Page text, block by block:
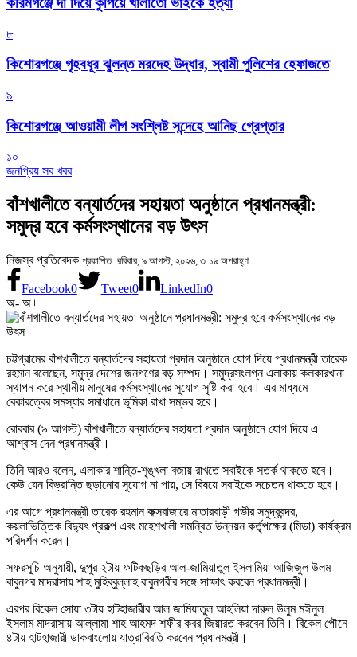
৮
কিশোরগঞ্জে গৃহবধূর ঝুলন্ত মরদেহ উদ্ধার, স্বামী পুলিশের হেফাজতে
৯
কিশোরগঞ্জে আওয়ামী লীগ সংশ্লিষ্ট সন্দেহে আনিছ গ্রেপ্তার
১০
জনপ্রিয় সব খবর
বাঁশখালীতে বন্যার্তদের সহায়তা অনুষ্ঠানে প্রধানমন্ত্রী:
সমুদ্র হবে কর্মসংস্থানের বড় উৎস
নিজস্ব প্রতিবেদক প্রকাশিত: রবিবার, ৯ আগস্ট, ২০২৬, ৩:১৯ অপরাহ্ণ
Facebook0 Tweet0 LinkedIn0
অ- অ+
চট্টগ্রামের বাঁশখালীতে বন্যার্তদের সহায়তা প্রদান অনুষ্ঠানে যোগ দিয়ে প্রধানমন্ত্রী তারেক
রহমান বলেছেন, সমুদ্র দেশের জনগণের বড় সম্পদ। সমুদ্রসংলগ্ন এলাকায় কলকারখানা
স্থাপন করে স্থানীয় মানুষের কর্মসংস্থানের সুযোগ সৃষ্টি করা হবে। এর মাধ্যমে
বেকারত্বের সমস্যার সমাধানে ভূমিকা রাখা সম্ভব হবে।
রোববার (৯ আগস্ট) বাঁশখালীতে বন্যার্তদের সহায়তা প্রদান অনুষ্ঠানে যোগ দিয়ে এ
আশ্বাস দেন প্রধানমন্ত্রী।
তিনি আরও বলেন, এলাকার শান্তি-শৃঙ্খলা বজায় রাখতে সবাইকে সতর্ক থাকতে হবে।
কেউ যেন বিভ্রান্তি ছড়ানোর সুযোগ না পায়, সে বিষয়ে সবাইকে সচেতন থাকতে হবে।
এর আগে প্রধানমন্ত্রী তারেক রহমান কক্সবাজারে মাতারবাড়ী গভীর সমুদ্রবন্দর,
কয়লাভিত্তিক বিদ্যুৎ প্রকল্প এবং মহেশখালী সমন্বিত উন্নয়ন কর্তৃপক্ষের (মিডা) কার্যক্রম
পরিদর্শন করেন।
সফরসূচি অনুযায়ী, দুপুর ২টায় ফটিকছড়ির আল-জামিয়াতুল ইসলামিয়া আজিজুল উলম
বাবুনগর মাদরাসায় শাহ মুহিব্বুল্লাহ বাবুনগরীর সঙ্গে সাক্ষাৎ করবেন প্রধানমন্ত্রী।
এরপর বিকেল সোয়া ৩টায় হাটহাজারীর আল জামিয়াতুল আহলিয়া দারুল উলুম মঈনুল
ইসলাম মাদরাসায় আল্লামা শাহ আহমদ শফীর কবর জিয়ারত করবেন তিনি। বিকেল পৌনে
৪টায় হাটহাজারী ডাকবাংলোয় যাত্রাবিরতি করবেন প্রধানমন্ত্রী।